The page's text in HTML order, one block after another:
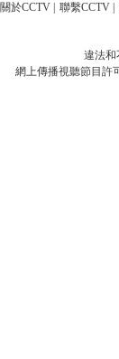
關於CCTV 聯繫CCTV
違法和
網上傳播視聽節目許